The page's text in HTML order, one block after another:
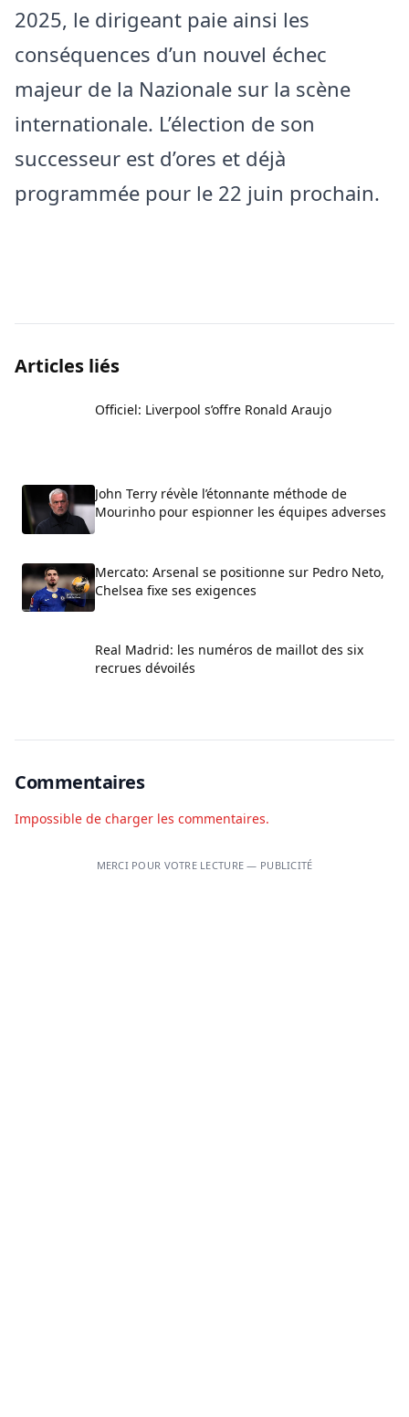
2025, le dirigeant paie ainsi les
conséquences d’un nouvel échec
majeur de la Nazionale sur la scène
internationale. L’élection de son
successeur est d’ores et déjà
programmée pour le 22 juin prochain.
Articles liés
Officiel: Liverpool s’offre Ronald Araujo
John Terry révèle l’étonnante méthode de
Mourinho pour espionner les équipes adverses
Mercato: Arsenal se positionne sur Pedro Neto,
Chelsea fixe ses exigences
Real Madrid: les numéros de maillot des six
recrues dévoilés
Commentaires
Impossible de charger les commentaires.
MERCI POUR VOTRE LECTURE — PUBLICITÉ